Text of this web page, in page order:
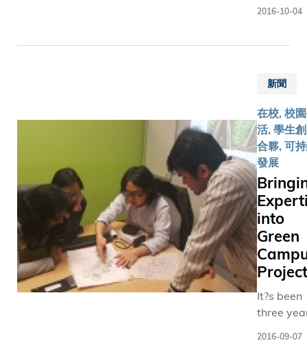
上逾九百
報》
https://
with the
Affair
(SAO)
this
My First
Dinner @
HKUST
the first
food
event in
2016-10-04
新聞
在校, 校
活, 學生
合夥, 可
發展
into
Green
It?s been
three
2016-09-07